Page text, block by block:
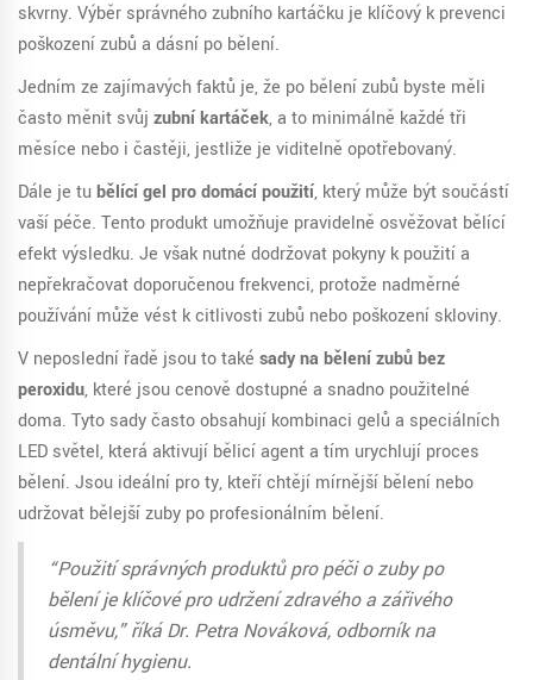
skvrny. Výběr správného zubního kartáčku je klíčový k prevenci
poškození zubů a dásní po bělení.
Jedním ze zajímavých faktů je, že po bělení zubů byste měli
často měnit svůj zubní kartáček, a to minimálně každé tři
měsíce nebo i častěji, jestliže je viditelně opotřebovaný.
Dále je tubělící gel pro domácí použití, který může být součástí
vaší péče. Tento produkt umožňuje pravidelně osvěžovat bělící
efekt výsledku. Je však nutné dodržovat pokyny k použití a
nepřekračovat doporučenou frekvenci, protože nadměrné
používání může vést k citlivosti zubů nebo poškození skloviny.
V neposlední řadě jsou to také sady na bělení zubů bez
peroxidu, které jsou cenově dostupné a snadno použitelné
doma. Tyto sady často obsahují kombinaci gelů a speciálních
LED světel, která aktivují bělicí agent a tím urychlují proces
bělení. Jsou ideální pro ty, kteří chtějí mírnější bělení nebo
udržovat bělejší zuby po profesionálním bělení.
“Použití správných produktů pro péči o zuby po
bělení je klíčové pro udržení zdravého a zářivého
úsměvu,” říká Dr. Petra Nováková, odborník na
dentální hygienu.